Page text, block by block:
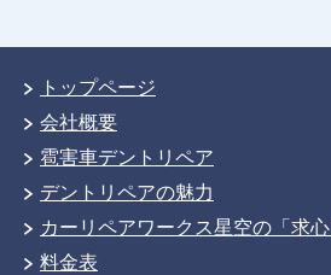
トップページ
会社概要
雹害車デントリペア
デントリペアの魅力
カーリペアワークス星空の「求心
料金表